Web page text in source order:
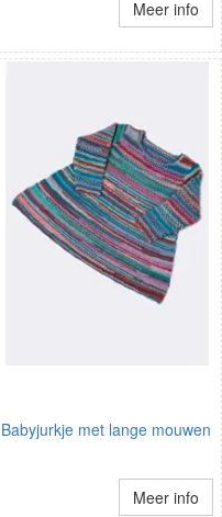
Meer info
Babyjurkje met lange mouwen
Meer info